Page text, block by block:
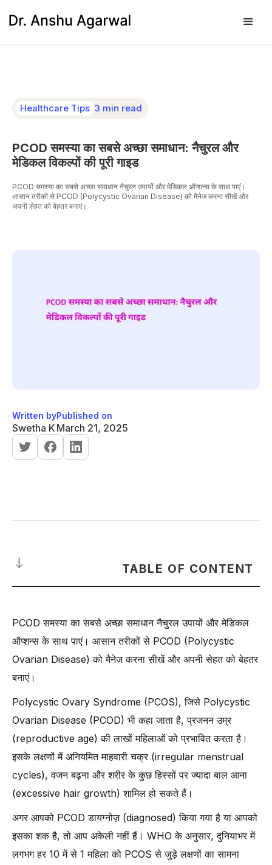
Healthcare Tips 3 min read
PCOD समस्या का सबसे अच्छा समाधान: नैचुरल और
मेडिकल विकल्पों की पूरी गाइड
PCOD समस्या का सबसे अच्छा समाधान नैचुरल उपायों और मेडिकल ऑप्शन्स के साथ पाएं।
आसान तरीकों से PCOD (Polycystic Ovarian Disease) को मैनेज करना सीखें और
अपनी सेहत को बेहतर बनाएं।
Written by
Swetha K
Published on
March 21, 2025
TABLE OF CONTENT
-Polycystic Ovary Syndrome (PCOS) से यह कैसे अलग है?
-4. वजन और मेटाबॉलिज़्म (Weight and Metabolism)
-5. प्रजनन क्षमता और इलाज का तरीका (Fertility and Treatment
Approach)
PCOD होने के कारण क्या हैं?
1. हार्मोनल असंतुलन (Hormonal Imbalance)
-2. इंसुलिन प्रतिरोध (Insulin Resistance)
-3. आनुवांशिक कारण (Genetic Factors)
-4. पुरानी सूजन (Chronic Inflammation)
-5. अस्वस्थ जीवनशैली (Unhealthy Lifestyle)
-6. मोटापा (Obesity)
-7. तनाव और खराब नींद (Stress and Poor Sleep)
PCOD के लक्षण क्या हैं?
PCOD समस्या का सबसे अच्छा समाधान नैचुरल उपायों और मेडिकल
ऑप्शन्स के साथ पाएं। आसान तरीकों से PCOD (Polycystic
Ovarian Disease) को मैनेज करना सीखें और अपनी सेहत को बेहतर
बनाएं।
Polycystic Ovary Syndrome (PCOS), जिसे Polycystic
Ovarian Disease (PCOD) भी कहा जाता है, प्रजनन उम्र
(reproductive age) की लाखों महिलाओं को प्रभावित करता है।
इसके लक्षणों में अनियमित माहवारी चक्र (irregular menstrual
cycles), वजन बढ़ना और शरीर के कुछ हिस्सों पर ज्यादा बाल आना
(excessive hair growth) शामिल हो सकते हैं।
अगर आपको PCOD डायग्नोज़ (diagnosed) किया गया है या आपको
इसका शक है, तो आप अकेली नहीं हैं। WHO के अनुसार, दुनियाभर में
लगभग हर 10 में से 1 महिला को PCOS से जुड़े लक्षणों का सामना